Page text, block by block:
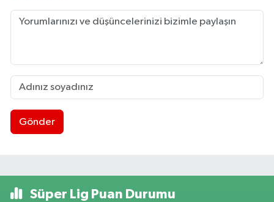
Gönder
Süper Lig Puan Durumu